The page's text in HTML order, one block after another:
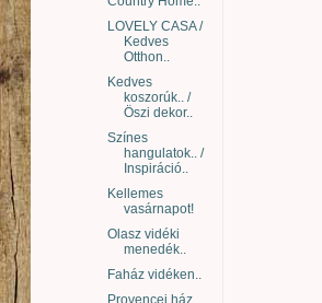
LOVELY CASA /
Kedves
Otthon..
Kedves
koszorúk.. /
Öszi dekor..
Színes
hangulatok.. /
Inspiráció..
Kellemes
vasárnapot!
Olasz vidéki
menedék..
Faház vidéken..
Provencei ház..